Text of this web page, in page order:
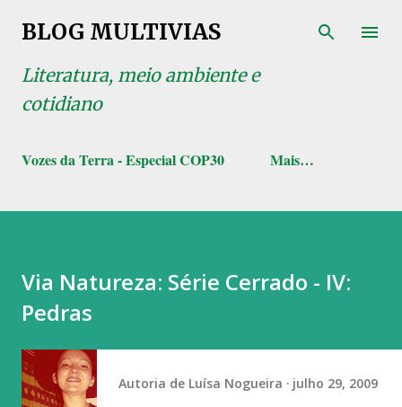
Pular para o conteúdo principal
BLOG MULTIVIAS
Literatura, meio ambiente e
cotidiano
Vozes da Terra - Especial COP30 Mais…
Via Natureza: Série Cerrado - IV:
Pedras
Autoria de Luísa Nogueira julho 29, 2009